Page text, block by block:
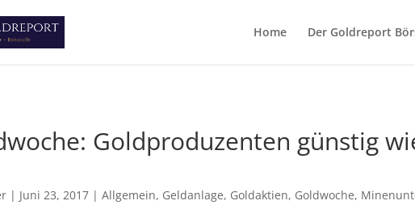
Home
Der Goldreport
Goldproduzenten günstig
| Juni 23, 2017 |Allgemein, Geldanlage, Goldaktien, Goldwoche,